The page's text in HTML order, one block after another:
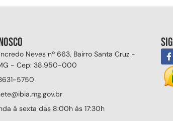
Neves nº 663, Bairro Santa Cruz -
- Cep: 38.950-000
5750
à sexta das 8:00h às 17:30h